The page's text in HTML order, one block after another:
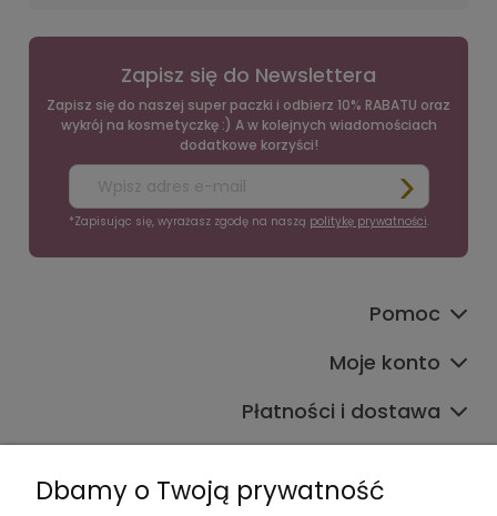
Zapisz się do Newslettera
Zapisz się do naszej super paczki i odbierz 10% RABATU oraz
wykrój na kosmetyczkę :) A w kolejnych wiadomościach
dodatkowe korzyści!
*Zapisując się, wyrażasz zgodę na naszą politykę prywatności.
Pomoc
Moje konto
Płatności i dostawa
Dbamy o Twoją prywatność